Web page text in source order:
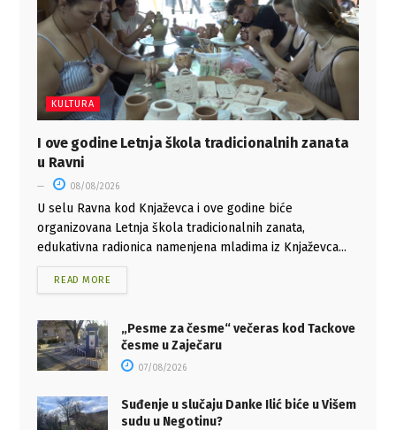
KULTURA
I ove godine Letnja škola tradicionalnih zanata
u Ravni
08/08/2026
U selu Ravna kod Knjaževca i ove godine biće
organizovana Letnja škola tradicionalnih zanata,
edukativna radionica namenjena mladima iz Knjaževca...
READ MORE
„Pesme za česme“ večeras kod Tackove
česme u Zaječaru
07/08/2026
Suđenje u slučaju Danke Ilić biće u Višem
sudu u Negotinu?